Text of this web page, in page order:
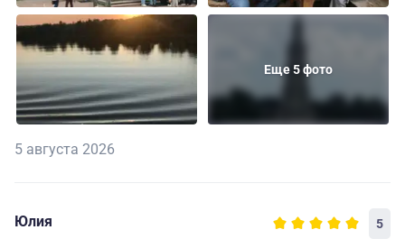
Еще 5 фото
5 августа 2026
Юлия 5